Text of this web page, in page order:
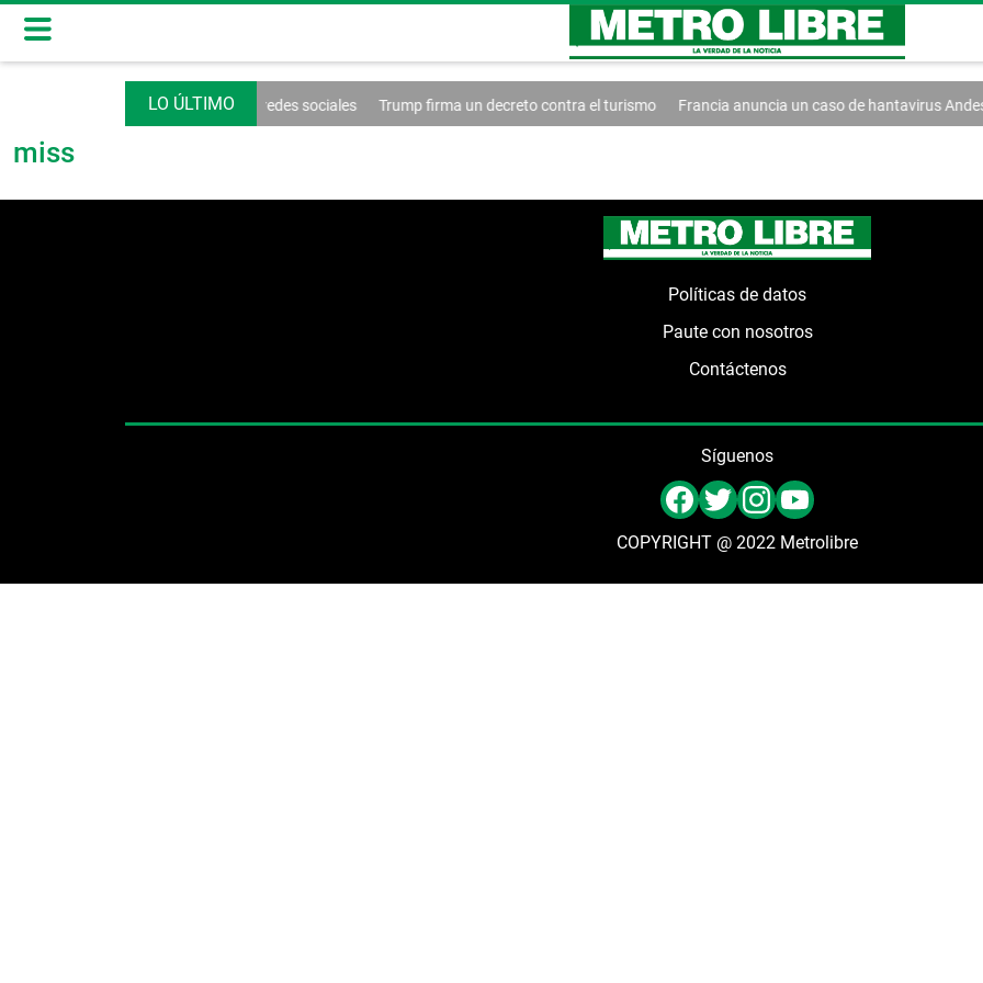
extiende el control de las redes sociales Trump firma un decreto contra el turismo Francia anuncia un caso de hantavirus Andes
miss
Políticas de datos
Paute con nosotros
Contáctenos
Síguenos
COPYRIGHT @ 2022 Metrolibre